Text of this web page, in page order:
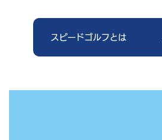
スピードゴルフとは